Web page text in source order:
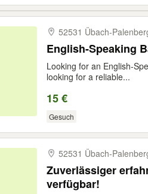
52531 Übach-​
English-Speaking
Looking for an English-
looking for a reliable...
15 €
Gesuch
52531 Übach-​
Zuverlässiger
verfügbar!